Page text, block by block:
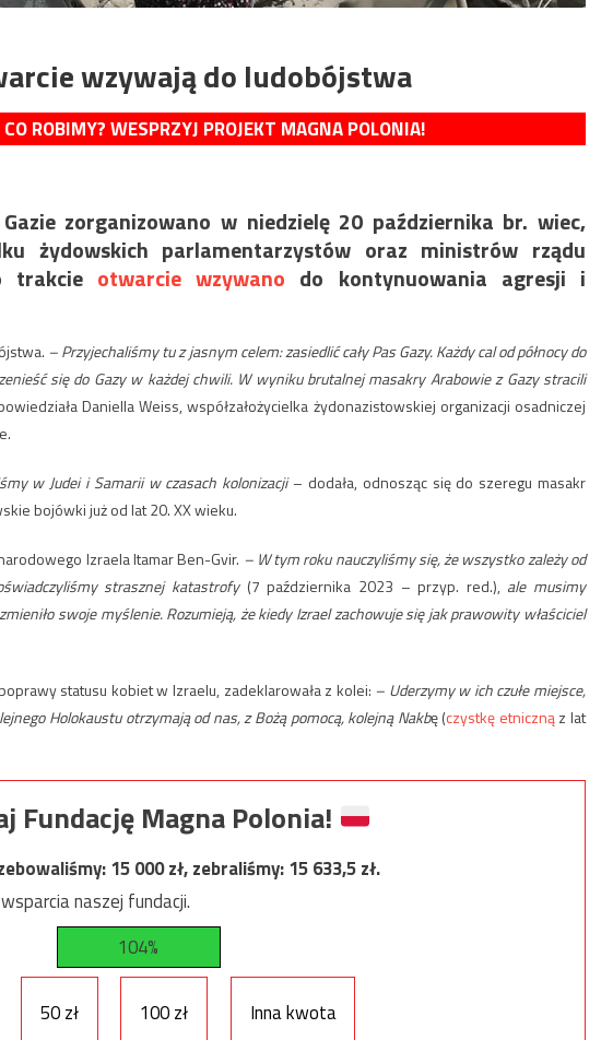
wzywają do ludobójstwa
ROBIMY? WESPRZYJ PROJEKT MAGNA POLONIA!
zorganizowano w niedzielę 20 października br. wiec,
żydowskich parlamentarzystów oraz ministrów rządu
trakcieotwarcie wzywano do kontynuowania agresji i
– Przyjechaliśmy tu z jasnym celem: zasiedlić cały Pas Gazy. Każdy cal od północy do
się do Gazy w każdej chwili. W wyniku brutalnej masakry Arabowie z Gazy stracili
Daniella Weiss, współzałożycielka żydonazistowskiej organizacji osadniczej
w Judei i Samarii w czasach kolonizacji– dodała, odnosząc się do szeregu masakr
bojówki już od lat 20. XX wieku.
Izraela Itamar Ben-Gvir. – W tym roku nauczyliśmy się, że wszystko zależy od
strasznej katastrofy(7 października 2023 – przyp. red.),ale musimy
swoje myślenie. Rozumieją, że kiedy Izrael zachowuje się jak prawowity właściciel
statusu kobiet w Izraelu, zadeklarowała z kolei: – Uderzymy w ich czułe miejsce,
Holokaustu otrzymają od nas, z Bożą pomocą, kolejną Nakbę (czystkę etnicznąz lat
Fundację Magna Polonia!
15 000zł, zebraliśmy:15 633,5zł.
naszej fundacji.
104%
50 zł 100 zł
Inna kwota